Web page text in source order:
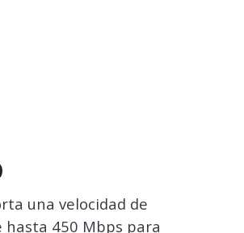
una velocidad de
450 Mbps para